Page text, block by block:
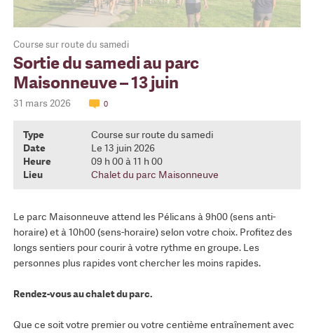
Course sur route du samedi
Sortie du samedi au parc
Maisonneuve – 13 juin
31 mars 2026 0
Type
Course sur route du samedi
Date
Le 13 juin 2026
Heure
09 h 00 à 11 h 00
Lieu
Chalet du parc Maisonneuve
Le parc Maisonneuve attend les Pélicans à 9h00 (sens anti-
horaire) et à 10h00 (sens-horaire) selon votre choix. Profitez des
longs sentiers pour courir à votre rythme en groupe. Les
personnes plus rapides vont chercher les moins rapides.
Rendez-vous au chalet du parc.
Que ce soit votre premier ou votre centième entraînement avec